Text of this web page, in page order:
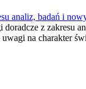
analiz, badań i
doradcze z
na charakter